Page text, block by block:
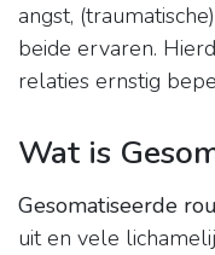
angst,
beide ervaren.
relaties ernstig
Wat is
Gesomatiseerde
uit en vele